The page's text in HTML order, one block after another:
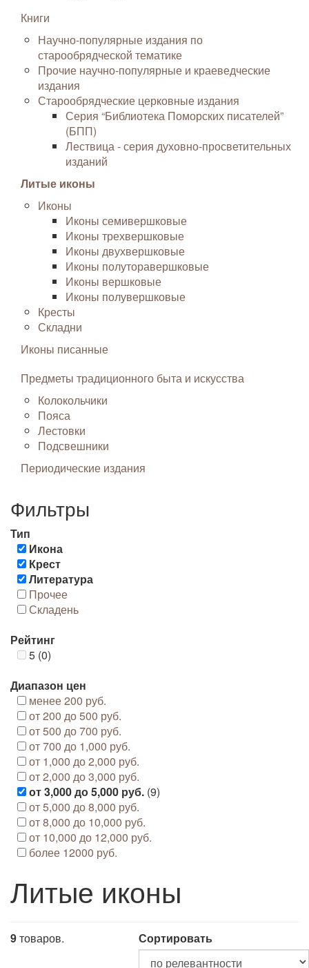
Книги
Научно-популярные издания по
старообрядческой тематике
Прочие научно-популярные и краеведческие
издания
Старообрядческие церковные издания
Серия “Библиотека Поморских писателей”
(БПП)
Лествица - серия духовно-просветительных
изданий
Литые иконы
Иконы
Иконы семивершковые
Иконы трехвершковые
Иконы двухвершковые
Иконы полуторавершковые
Иконы вершковые
Иконы полувершковые
Кресты
Складни
Иконы писанные
Предметы традиционного быта и искусства
Колокольчики
Пояса
Лестовки
Подсвешники
Периодические издания
Фильтры
Тип
Икона
Крест
Литература
Прочее
Складень
Рейтинг
5 (0)
Диапазон цен
менее 200 руб.
от 200 до 500 руб.
от 500 до 700 руб.
от 700 до 1,000 руб.
от 1,000 до 2,000 руб.
от 2,000 до 3,000 руб.
от 3,000 до 5,000 руб. (9)
от 5,000 до 8,000 руб.
от 8,000 до 10,000 руб.
от 10,000 до 12,000 руб.
более 12000 руб.
Литые иконы
9товаров. Сортировать